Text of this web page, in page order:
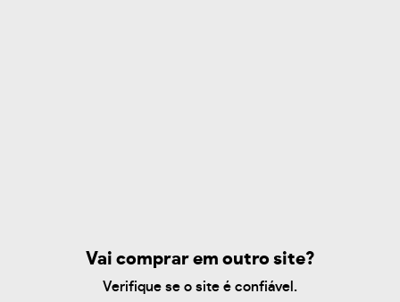
Vai comprar em outro site?
Verifique se o site é confiável.